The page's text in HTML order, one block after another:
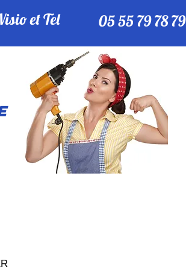
et Tel 05 55 79 78 79